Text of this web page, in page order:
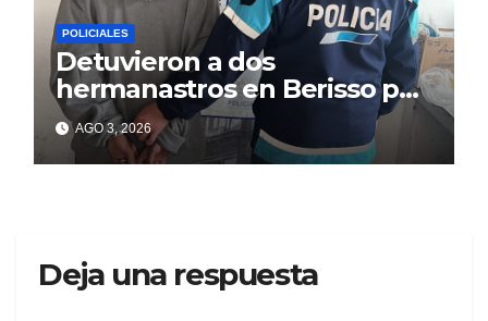
POLICIALES
Detuvieron a dos
hermanastros en Berisso por
matar a puñaladas a un
tatuador
AGO 3, 2026
Deja una respuesta